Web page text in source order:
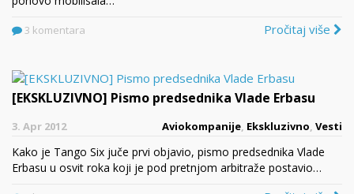
3 komentara Pročitaj više
[EKSKLUZIVNO] Pismo predsednika Vlade Erbasu
3. Apr 2012 Aviokompanije, Ekskluzivno, Vesti
Kako je Tango Six juče prvi objavio, pismo predsednika Vlade
Erbasu u osvit roka koji je pod pretnjom arbitraže postavio…